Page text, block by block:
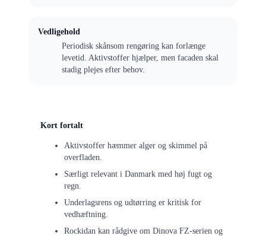
Vedligehold
Periodisk skånsom rengøring kan forlænge
levetid. Aktivstoffer hjælper, men facaden skal
stadig plejes efter behov.
Kort fortalt
Aktivstoffer hæmmer alger og skimmel på
overfladen.
Særligt relevant i Danmark med høj fugt og
regn.
Underlagsrens og udtørring er kritisk for
vedhæftning.
Rockidan kan rådgive om Dinova FZ-serien og